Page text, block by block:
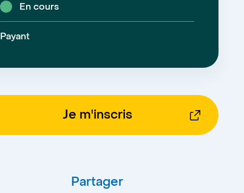
En cours
Payant
Je m'inscris
Partager